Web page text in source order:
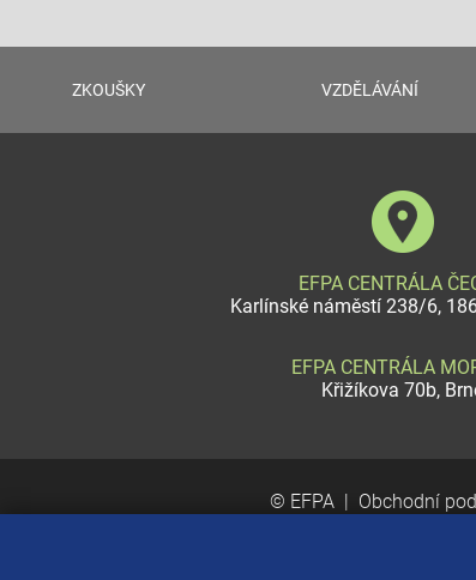
ZKOUŠKY VZDĚLÁVÁNÍ
EFPA CENTRÁLA
Karlínské náměstí 238/6,
EFPA CENTRÁLA
Křižíkova 70b,
© EFPA Obchodní